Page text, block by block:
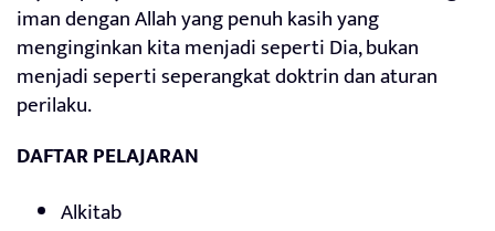
iman dengan Allah yang penuh kasih yang
menginginkan kita menjadi seperti Dia, bukan
menjadi seperti seperangkat doktrin dan aturan
perilaku.
DAFTAR PELAJARAN
Alkitab